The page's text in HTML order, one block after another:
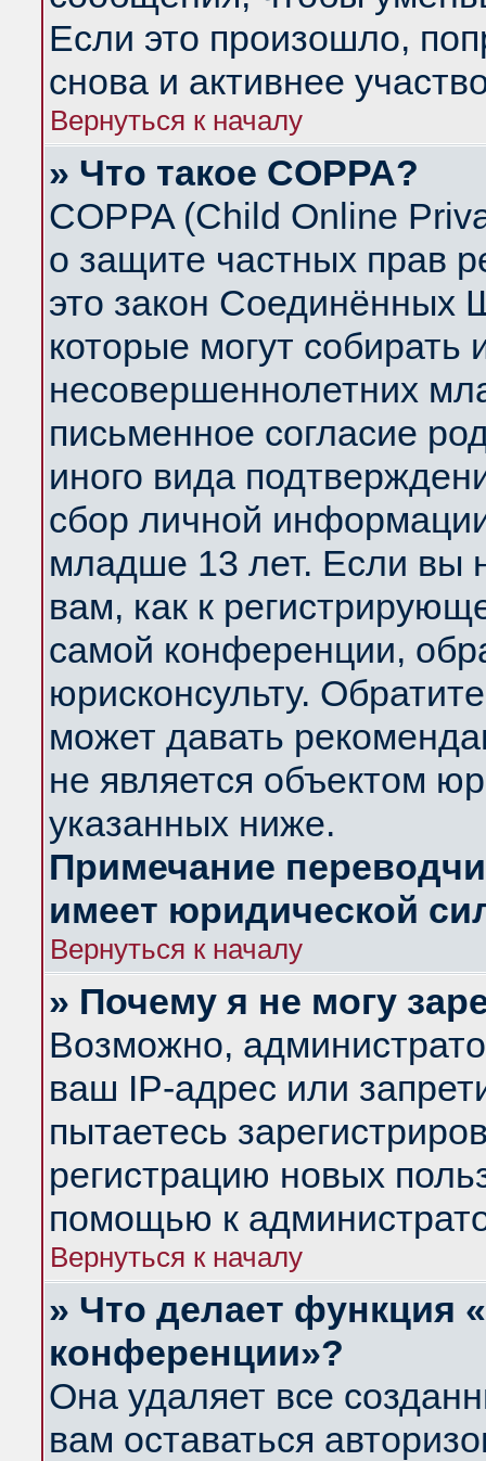
Если это произошло,
снова и активнее
Вернуться к началу
» Что такое COPPA?
COPPA (Child Online
о защите частных прав
это закон Соединённых
которые могут
несовершеннолетних
письменное согласие
иного вида
сбор личной
младше 13 лет. Если вы
вам, как к
самой конференции,
юрисконсульту.
может давать
не является объектом
указанных ниже.
Примечание
имеет юридической
Вернуться к началу
» Почему я не могу
Возможно,
ваш IP-адрес или
пытаетесь
регистрацию новых
помощью к
Вернуться к началу
» Что делает функция
конференции»?
Она удаляет все
вам оставаться